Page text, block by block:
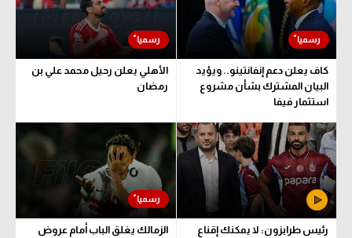
كاف يعلن دعم إنفانتينو.. ويؤيد
البيان المشترك بشأن مشروع
استثمار فيفا
الأهلي يعلن رحيل محمد علي بن
رمضان
رئيس طرابزون: لا يمكنك إقناع
الزمالك يغلق الباب أمام عروض